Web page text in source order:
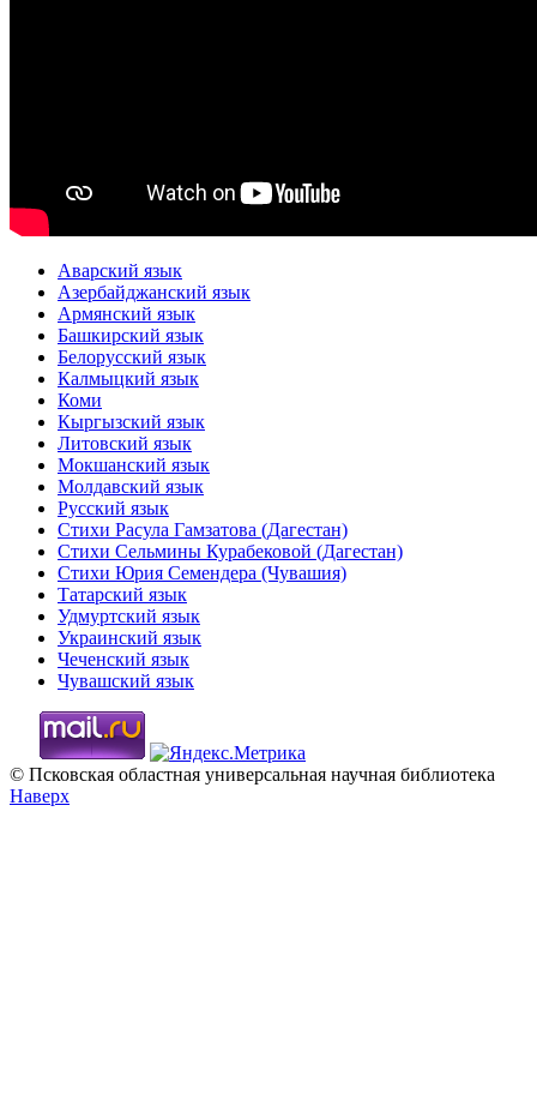
Аварский язык
Азербайджанский язык
Армянский язык
Башкирский язык
Белорусский язык
Калмыцкий язык
Коми
Кыргызский язык
Литовский язык
Мокшанский язык
Молдавский язык
Русский язык
Стихи Расула Гамзатова (Дагестан)
Стихи Сельмины Курабековой (Дагестан)
Стихи Юрия Семендера (Чувашия)
Татарский язык
Удмуртский язык
Украинский язык
Чеченский язык
Чувашский язык
© Псковская областная универсальная научная библиотека
Наверх